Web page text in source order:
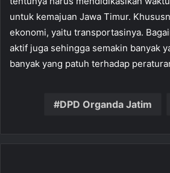
untuk kemajuan Jawa Timur.
ekonomi, yaitu transportasinya.
aktif juga sehingga semakin banyak
banyak yang patuh terhadap
DPD Organda Jatim